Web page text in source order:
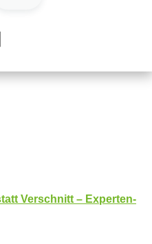
Verschnitt – Experten-